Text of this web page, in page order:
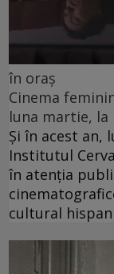
în oraș
Cinema
luna martie,
Și în acest an,
Institutul
în atenția
cultural